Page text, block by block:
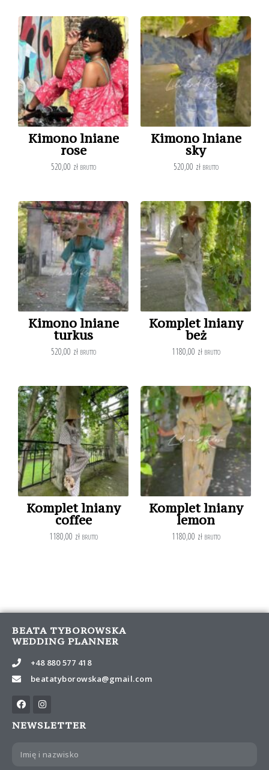
Kimono lniane
rose
520,00 zł BRUTTO
Kimono lniane
sky
520,00 zł BRUTTO
Kimono lniane
turkus
520,00 zł BRUTTO
Komplet lniany
beż
1180,00 zł BRUTTO
Komplet lniany
coffee
1180,00 zł BRUTTO
Komplet lniany
lemon
1180,00 zł BRUTTO
BEATA TYBOROWSKA
WEDDING PLANNER
+48 880 577 418
beatatyborowska@gmail.com
NEWSLETTER